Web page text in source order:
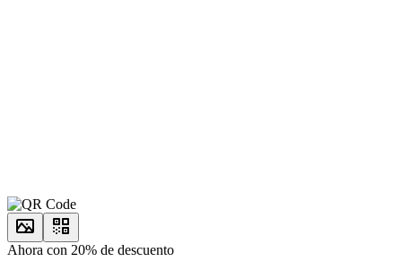
Ahora con 20% de descuento